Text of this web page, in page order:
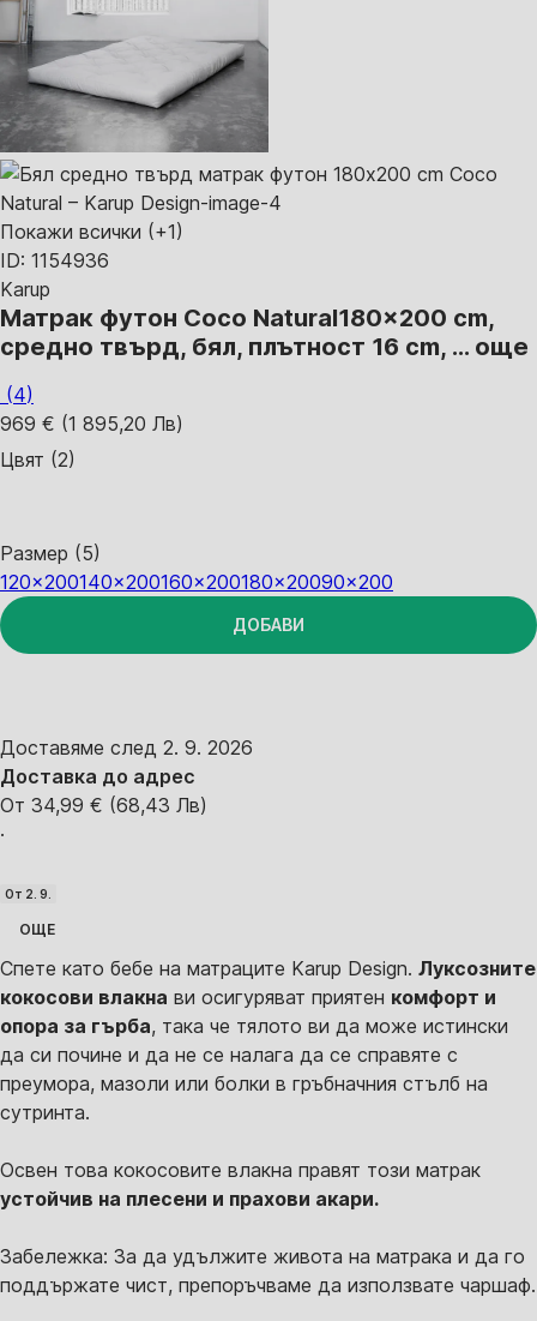
Покажи всички (+1)
ID: 1154936
Karup
Матрак футон Coco Natural180x200 cm,
средно твърд, бял, плътност 16 cm, … още
(4)
969 € (1 895,20 Лв)
Цвят (2)
Размер (5)
120x200140x200160x200180x20090x200
ДОБАВИ
Доставяме след 2. 9. 2026
Доставка до адрес
От 34,99 € (68,43 Лв)
·
От 2. 9.
ОЩЕ
Спете като бебе на матраците Karup Design. Луксозните
кокосови влакна ви осигуряват приятен комфорт и
опора за гърба, така че тялото ви да може истински
да си почине и да не се налага да се справяте с
преумора, мазоли или болки в гръбначния стълб на
сутринта.
Освен това кокосовите влакна правят този матрак
устойчив на плесени и прахови акари.
Забележка: За да удължите живота на матрака и да го
поддържате чист, препоръчваме да използвате чаршаф.